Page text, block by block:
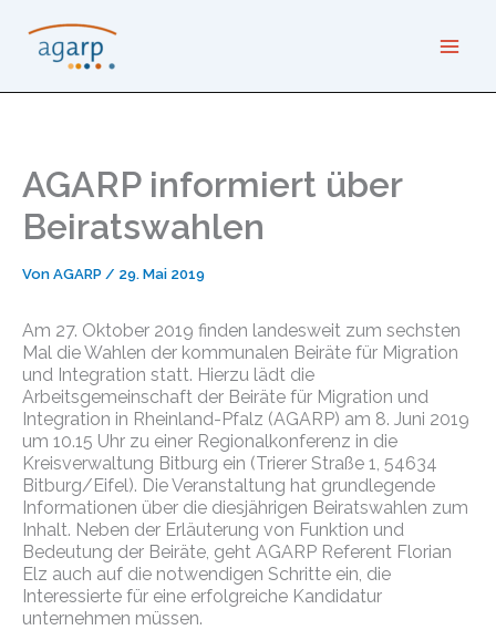
Inhalt
springen
AGARP informiert über
Beiratswahlen
Von AGARP / 29. Mai 2019
Am 27. Oktober 2019 finden landesweit zum sechsten
Mal die Wahlen der kommunalen Beiräte für Migration
und Integration statt. Hierzu lädt die
Arbeitsgemeinschaft der Beiräte für Migration und
Integration in Rheinland-Pfalz (AGARP) am 8. Juni 2019
um 10.15 Uhr zu einer Regionalkonferenz in die
Kreisverwaltung Bitburg ein (Trierer Straße 1, 54634
Bitburg/Eifel). Die Veranstaltung hat grundlegende
Informationen über die diesjährigen Beiratswahlen zum
Inhalt. Neben der Erläuterung von Funktion und
Bedeutung der Beiräte, geht AGARP Referent Florian
Elz auch auf die notwendigen Schritte ein, die
Interessierte für eine erfolgreiche Kandidatur
unternehmen müssen.